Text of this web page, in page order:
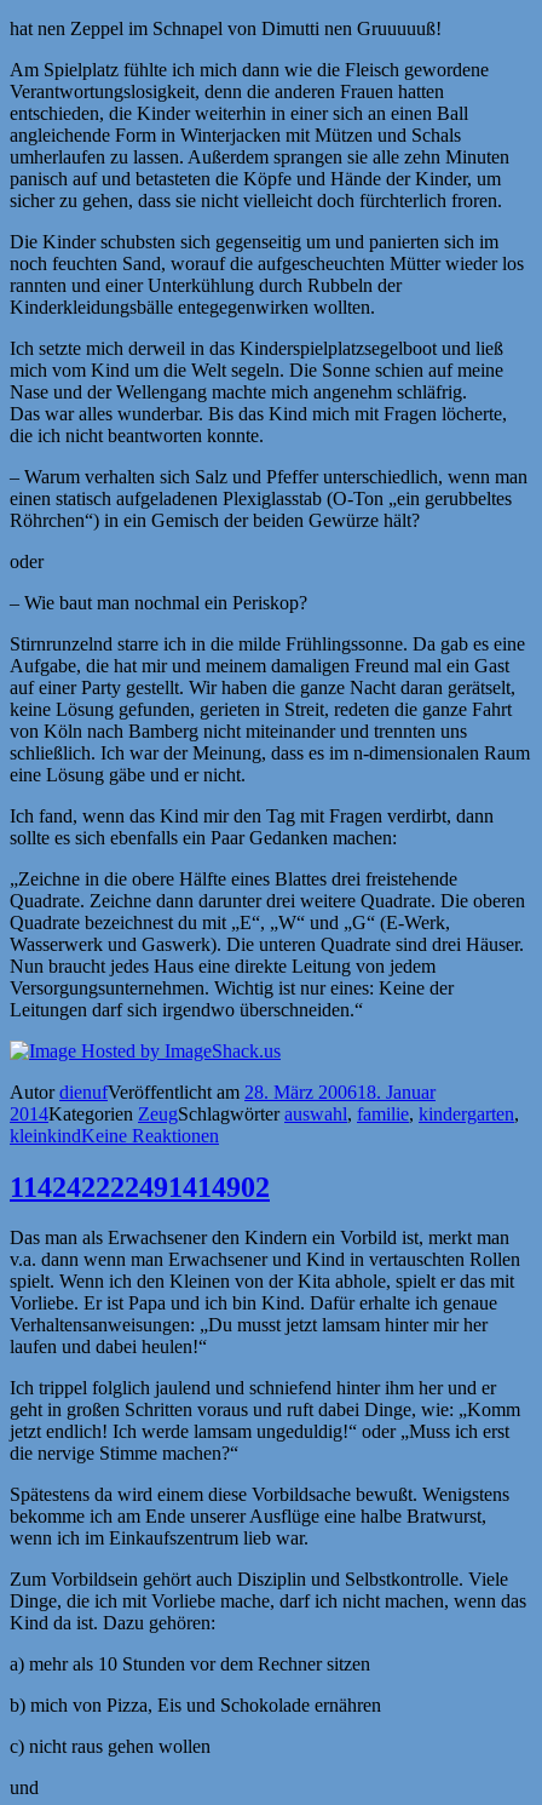
hat nen Zeppel im Schnapel von Dimutti nen Gruuuuuß!
Am Spielplatz fühlte ich mich dann wie die Fleisch gewordene
Verantwortungslosigkeit, denn die anderen Frauen hatten
entschieden, die Kinder weiterhin in einer sich an einen Ball
angleichende Form in Winterjacken mit Mützen und Schals
umherlaufen zu lassen. Außerdem sprangen sie alle zehn Minuten
panisch auf und betasteten die Köpfe und Hände der Kinder, um
sicher zu gehen, dass sie nicht vielleicht doch fürchterlich froren.
Die Kinder schubsten sich gegenseitig um und panierten sich im
noch feuchten Sand, worauf die aufgescheuchten Mütter wieder los
rannten und einer Unterkühlung durch Rubbeln der
Kinderkleidungsbälle entegegenwirken wollten.
Ich setzte mich derweil in das Kinderspielplatzsegelboot und ließ
mich vom Kind um die Welt segeln. Die Sonne schien auf meine
Nase und der Wellengang machte mich angenehm schläfrig.
Das war alles wunderbar. Bis das Kind mich mit Fragen löcherte,
die ich nicht beantworten konnte.
– Warum verhalten sich Salz und Pfeffer unterschiedlich, wenn man
einen statisch aufgeladenen Plexiglasstab (O-Ton „ein gerubbeltes
Röhrchen“) in ein Gemisch der beiden Gewürze hält?
oder
– Wie baut man nochmal ein Periskop?
Stirnrunzelnd starre ich in die milde Frühlingssonne. Da gab es eine
Aufgabe, die hat mir und meinem damaligen Freund mal ein Gast
auf einer Party gestellt. Wir haben die ganze Nacht daran gerätselt,
keine Lösung gefunden, gerieten in Streit, redeten die ganze Fahrt
von Köln nach Bamberg nicht miteinander und trennten uns
schließlich. Ich war der Meinung, dass es im n-dimensionalen Raum
eine Lösung gäbe und er nicht.
Ich fand, wenn das Kind mir den Tag mit Fragen verdirbt, dann
sollte es sich ebenfalls ein Paar Gedanken machen:
„Zeichne in die obere Hälfte eines Blattes drei freistehende
Quadrate. Zeichne dann darunter drei weitere Quadrate. Die oberen
Quadrate bezeichnest du mit „E“, „W“ und „G“ (E-Werk,
Wasserwerk und Gaswerk). Die unteren Quadrate sind drei Häuser.
Nun braucht jedes Haus eine direkte Leitung von jedem
Versorgungsunternehmen. Wichtig ist nur eines: Keine der
Leitungen darf sich irgendwo überschneiden.“
AutordienufVeröffentlicht am 28. März 200618. Januar
2014Kategorien ZeugSchlagwörterauswahl, familie, kindergarten,
kleinkindKeine Reaktionen
114242222491414902
Das man als Erwachsener den Kindern ein Vorbild ist, merkt man
v.a. dann wenn man Erwachsener und Kind in vertauschten Rollen
spielt. Wenn ich den Kleinen von der Kita abhole, spielt er das mit
Vorliebe. Er ist Papa und ich bin Kind. Dafür erhalte ich genaue
Verhaltensanweisungen: „Du musst jetzt lamsam hinter mir her
laufen und dabei heulen!“
Ich trippel folglich jaulend und schniefend hinter ihm her und er
geht in großen Schritten voraus und ruft dabei Dinge, wie: „Komm
jetzt endlich! Ich werde lamsam ungeduldig!“ oder „Muss ich erst
die nervige Stimme machen?“
Spätestens da wird einem diese Vorbildsache bewußt. Wenigstens
bekomme ich am Ende unserer Ausflüge eine halbe Bratwurst,
wenn ich im Einkaufszentrum lieb war.
Zum Vorbildsein gehört auch Disziplin und Selbstkontrolle. Viele
Dinge, die ich mit Vorliebe mache, darf ich nicht machen, wenn das
Kind da ist. Dazu gehören:
a) mehr als 10 Stunden vor dem Rechner sitzen
b) mich von Pizza, Eis und Schokolade ernähren
c) nicht raus gehen wollen
und